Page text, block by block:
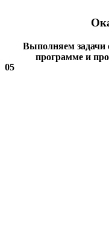
Выполняем задачи
программе и
05